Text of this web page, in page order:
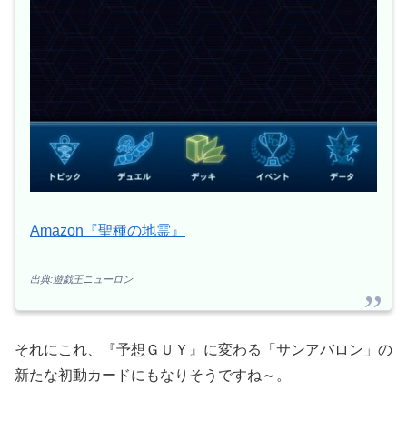
Amazon『聖種の地霊』
出典:遊戯王ニューロン
それにこれ、『予想ＧＵＹ』に変わる「サンアバロン」の
新たな初動カードにもなりそうですね～。